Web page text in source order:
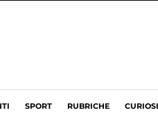
SPORT RUBRICHE